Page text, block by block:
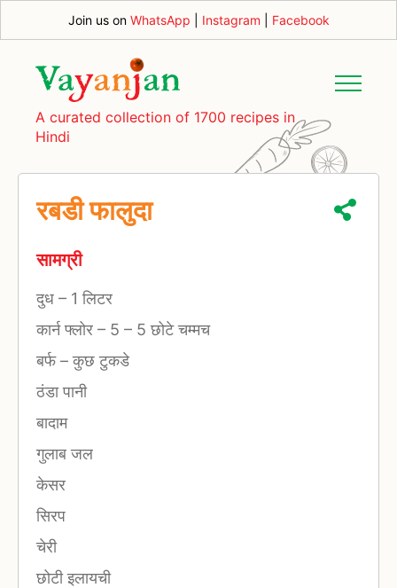
Join us on WhatsApp Instagram Facebook
A curated collection of 1700 recipes in
Hindi
रबडी फालुदा
सामग्री
दुध – 1 लिटर
कार्न फ्लोर – 5 – 5 छोटे चम्मच
बर्फ–कुछ टुकडे
ठंडा पानी
बादाम
गुलाब जल
केसर
सिरप
चेरी
छोटी इलायची